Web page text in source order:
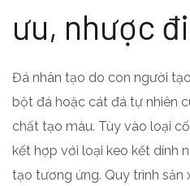
ưu, nhược
Đá nhân tạo do con người
bột đá hoặc cát đá tự nhiên
chất tạo màu. Tùy vào loại
kết hợp với loại keo kết dính
tạo tương ứng. Quy trình